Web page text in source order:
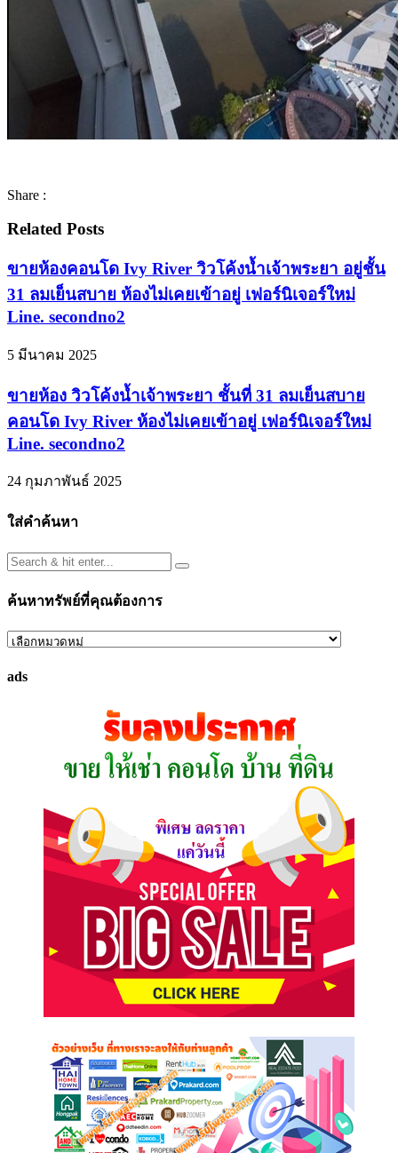
Share :
Related Posts
ขายห้องคอนโด Ivy River วิวโค้งน้ำเจ้าพระยา อยู่ชั้น
31 ลมเย็นสบาย ห้องไม่เคยเข้าอยู่ เฟอร์นิเจอร์ใหม่
Line. secondno2
5 มีนาคม 2025
ขายห้อง วิวโค้งน้ำเจ้าพระยา ชั้นที่ 31 ลมเย็นสบาย
คอนโด Ivy River ห้องไม่เคยเข้าอยู่ เฟอร์นิเจอร์ใหม่
Line. secondno2
24 กุมภาพันธ์ 2025
ใส่คำค้นหา
ค้นหาทรัพย์ที่คุณต้องการ
ค้นหา
ที่
ads